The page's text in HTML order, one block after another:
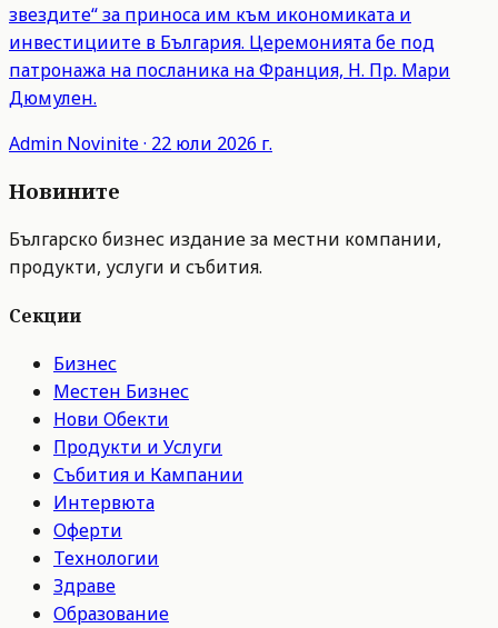
звездите“ за приноса им към икономиката и
инвестициите в България. Церемонията бе под
патронажа на посланика на Франция, Н. Пр. Мари
Дюмулен.
Admin Novinite· 22 юли 2026 г.
Новините
Българско бизнес издание за местни компании,
продукти, услуги и събития.
Секции
Бизнес
Местен Бизнес
Нови Обекти
Продукти и Услуги
Събития и Кампании
Интервюта
Оферти
Технологии
Здраве
Образование